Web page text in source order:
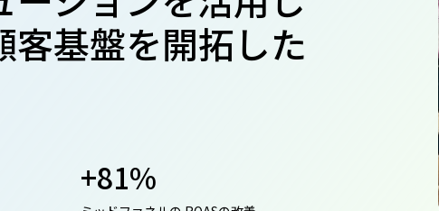
客基盤を開拓した
+81%